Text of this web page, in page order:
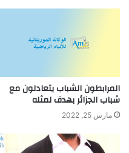
المرابطون الشباب يتعادلون مع
شباب الجزائر بهدف لمثله
مارس 25, 2022